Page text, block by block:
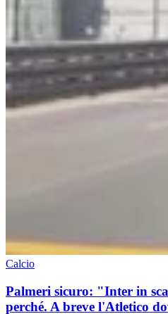
Calcio
Palmeri sicuro: "Inter in
perché. A breve l'Atletico